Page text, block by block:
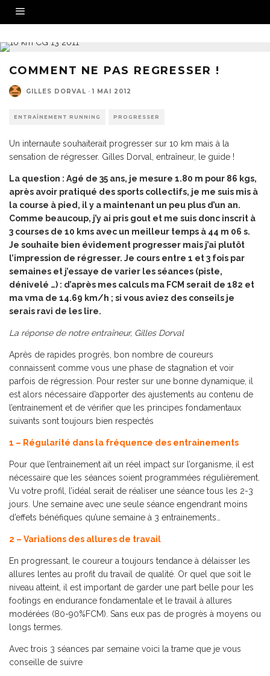
COMMENT NE PAS REGRESSER !
GILLES DORVAL · 1 MAI 2012
ENTRAÎNEMENT RUNNING PROGRESSER
Un internaute souhaiterait progresser sur 10 km mais à la
sensation de régresser. Gilles Dorval, entraîneur, le guide !
La question : Agé de 35 ans, je mesure 1.80 m pour 86 kgs,
après avoir pratiqué des sports collectifs, je me suis mis à
la course à pied, il y a maintenant un peu plus d’un an.
Comme beaucoup, j’y ai pris gout et me suis donc inscrit à
3 courses de 10 kms avec un meilleur temps à 44 m 06 s.
Je souhaite bien évidement progresser mais j’ai plutôt
l’impression de régresser. Je cours entre 1 et 3 fois par
semaines et j’essaye de varier les séances (piste,
dénivelé …) : d’après mes calculs ma FCM serait de 182 et
ma vma de 14.69 km/h ; si vous aviez des conseils je
serais ravi de les lire.
La réponse de notre entraîneur, Gilles Dorval
Après de rapides progrès, bon nombre de coureurs
connaissent comme vous une phase de stagnation et voir
parfois de régression. Pour rester sur une bonne dynamique, il
est alors nécessaire d’apporter des ajustements au contenu de
l’entrainement et de vérifier que les principes fondamentaux
suivants sont toujours bien respectés
1 – Régularité dans la fréquence des entrainements
Pour que l’entrainement ait un réel impact sur l’organisme, il est
nécessaire que les séances soient programmées régulièrement.
Vu votre profil, l’idéal serait de réaliser une séance tous les 2-3
jours. Une semaine avec une seule séance engendrant moins
d’effets bénéfiques qu’une semaine à 3 entrainements…
2 – Variations des allures de travail
En progressant, le coureur a toujours tendance à délaisser les
allures lentes au profit du travail de qualité. Or quel que soit le
niveau atteint, il est important de garder une part belle pour les
footings en endurance fondamentale et le travail à allures
modérées (80-90%FCM). Sans eux pas de progrès à moyens ou
longs termes.
Avec trois 3 séances par semaine voici la trame que je vous
conseille de suivre